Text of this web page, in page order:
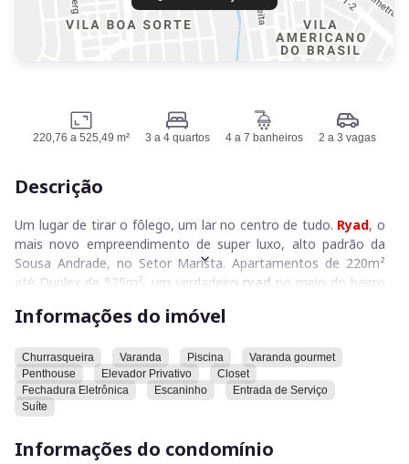
220,76 a 525,49 m² 3 a 4 quartos 4 a 7 banheiros 2 a 3 vagas
Descrição
Um lugar de tirar o fôlego, um lar no centro de tudo. Ryad, o
mais novo empreendimento de super luxo, alto padrão da
Sousa Andrade, no Setor Marista. Apartamentos de 220m²
até Duplex de 525m², um verdadeiro ryad no meio do bairro
elevadores privativos, com opção de apartamentos Duplex,
momentos inesquecíveis.
Este belíssimo e inovador apartamento combina luxo,
conforto e uma variedade de comodidades para encantar
de ponta, área de lazer e espaços de convívio projetados
Informações do imóvel
Churrasqueira Varanda Piscina
Varanda gourmet
Penthouse
Elevador Privativo
Closet
Fechadura Eletrônica
Escaninho
Entrada de Serviço
Suíte
Informações do condomínio